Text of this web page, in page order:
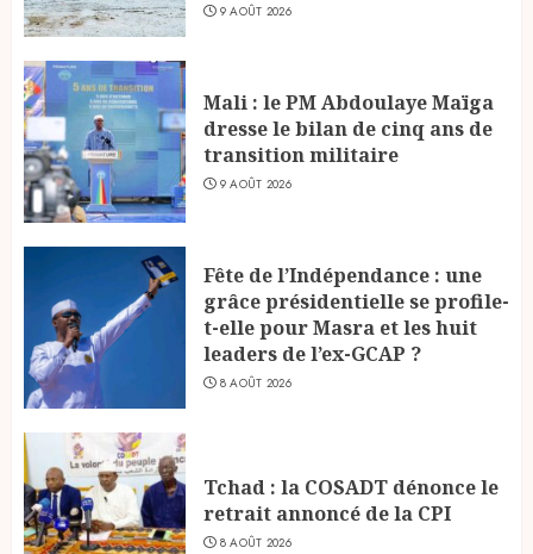
9 AOÛT 2026
Mali : le PM Abdoulaye Maïga
dresse le bilan de cinq ans de
transition militaire
9 AOÛT 2026
Fête de l’Indépendance : une
grâce présidentielle se profile-
t-elle pour Masra et les huit
leaders de l’ex-GCAP ?
8 AOÛT 2026
Tchad : la COSADT dénonce le
retrait annoncé de la CPI
8 AOÛT 2026